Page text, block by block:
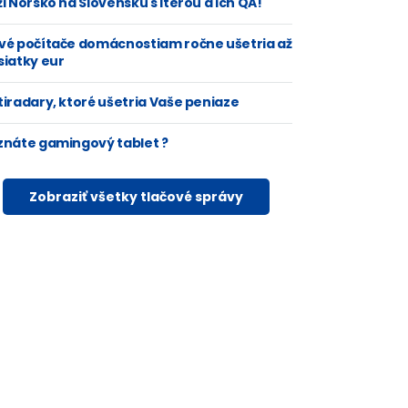
počítače domácnostiam ročne ušetria až
eur
ktoré ušetria Vaše peniaze
gamingový tablet ?
Zobraziť všetky tlačové správy